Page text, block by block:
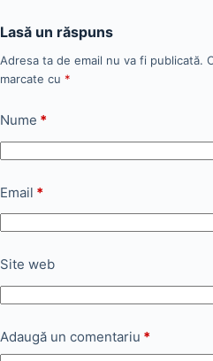
Lasă un răspuns
Adresa ta de email nu va fi publicată.
marcate cu *
Nume *
Email *
Site web
Adaugă un comentariu *